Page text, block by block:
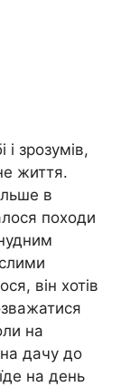
зрозумів,
життя.
в
походи
він хотів
на
дачу до
на день